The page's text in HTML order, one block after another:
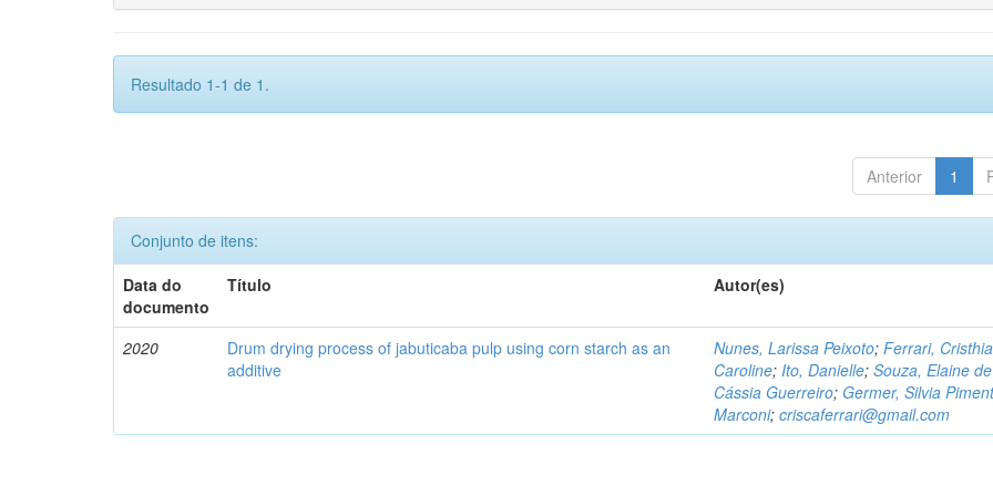
Resultado 1-1 de 1.
Anterior 1
Conjunto de itens:
Data do
documento
Título Autor(es)
2020
Drum drying process of jabuticaba pulp using corn starch as an
additive
Nunes, Larissa Peixoto;Ferrari,
Caroline;Ito, Danielle;Souza, Elaine de
Cássia Guerreiro; Germer, Silvia
Marconi;criscaferrari@gmail.com